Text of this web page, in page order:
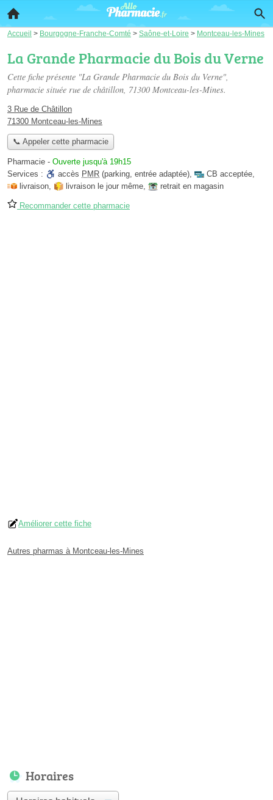
Accueil > Bourgogne-Franche-Comté > Saône-et-Loire > Montceau-les-Mines
La Grande Pharmacie du Bois du Verne
Cette fiche présente "La Grande Pharmacie du Bois du Verne",
pharmacie située rue de châtillon, 71300 Montceau-les-Mines.
3 Rue de Châtillon
71300 Montceau-les-Mines
📞 Appeler cette pharmacie
Pharmacie - Ouverte jusqu'à 19h15
Services :
accès PMR (parking, entrée adaptée), CB acceptée,
livraison, livraison le jour même, retrait en magasin
Recommander cette pharmacie
Améliorer cette fiche
Autres pharmas à Montceau-les-Mines
Horaires